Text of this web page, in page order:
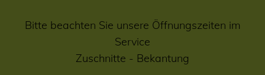
Bitte beachten Sie unsere Öffnungszeiten im
Service
Zuschnitte - Bekantung